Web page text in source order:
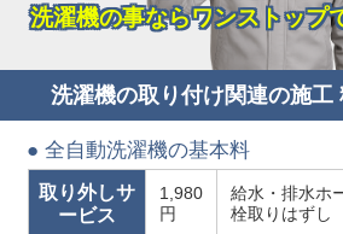
洗濯機の事ならワンストップ
洗濯機の取り付け関連の施工
● 全自動洗濯機の基本料
取り外しサ
ービス
1,980
円
給水・排水ホ
栓取りはずし